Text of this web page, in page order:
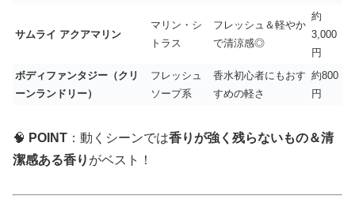
サムライ アクアマリン
マリン・シ
トラス
フレッシュ＆軽やか
で清涼感◎
約
3,000
円
ボディファンタジー（クリ
ーンランドリー）
フレッシュ
ソープ系
香水初心者にもおす
すめの軽さ
約800
円
🧠 POINT ：動くシーンでは香りが強く残らないもの＆清
潔感ある香り がベスト！